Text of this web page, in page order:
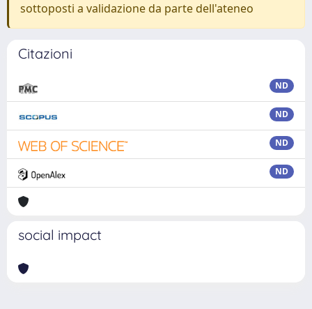
sottoposti a validazione da parte dell'ateneo
Citazioni
ND
ND
ND
ND
social impact